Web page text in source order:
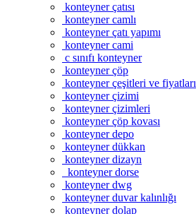
konteyner çatısı
konteyner camlı
konteyner çatı yapımı
konteyner cami
c sınıfı konteyner
konteyner çöp
konteyner çeşitleri ve fiyatları
konteyner çizimi
konteyner çizimleri
konteyner çöp kovası
konteyner depo
konteyner dükkan
konteyner dizayn
konteyner dorse
konteyner dwg
konteyner duvar kalınlığı
konteyner dolap